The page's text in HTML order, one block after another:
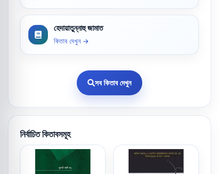
হেদায়াতুন্নাহু জামাত
কিতাব দেখুন →
সব কিতাব দেখুন
নির্বাচিত কিতাবসমূহ